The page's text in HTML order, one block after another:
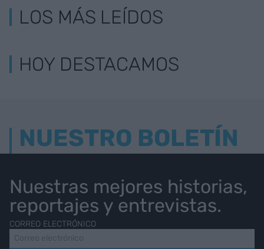
LOS MÁS LEÍDOS
HOY DESTACAMOS
NUESTRO BOLETÍN
Nuestras mejores historias,
reportajes y entrevistas.
CORREO ELECTRÓNICO